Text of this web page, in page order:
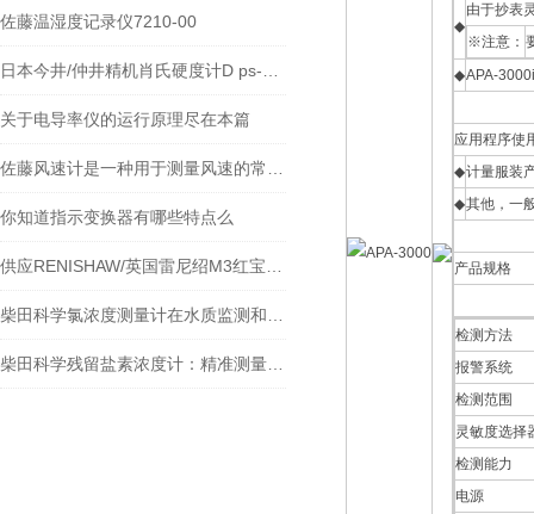
佐藤温湿度记录仪7210-00
关于电导率仪的运行原理尽在本篇
你知道指示变换器有哪些特点么
◆
由于抄表
※注意：
◆APA-
应用程序使
◆计量服装
◆其他，一
产品规格
检测方法
报警系统
检测范围
灵敏度选择
检测能力
电源